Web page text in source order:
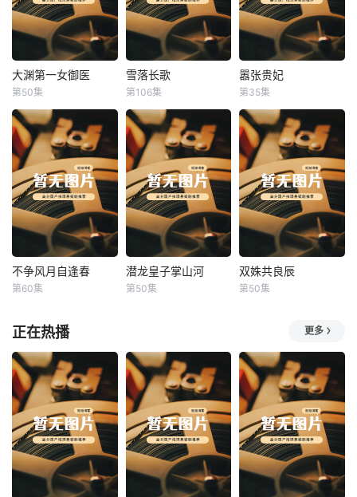
大渊第一女御医
大渊第一女御医
第50集
雪落长歌
雪落长歌
第106集
嚣张贵妃
嚣张贵妃
第35集
不争风月自逢春
不争风月自逢春
第60集
潜龙皇子掌山河
潜龙皇子掌山河
第50集
双姝共良辰
双姝共良辰
第50集
正在热播 更多